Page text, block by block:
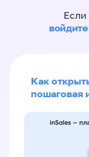
Если
Как
пошаговая